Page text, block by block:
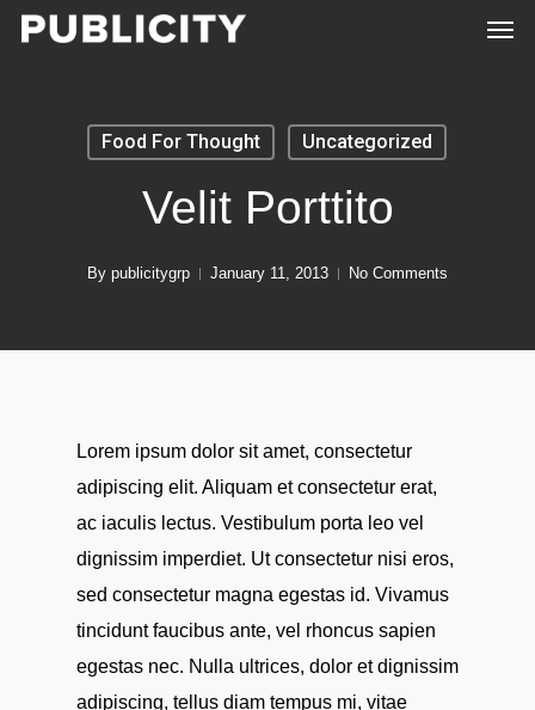
Skip
Food For Thought Uncategorized
Velit Porttito
By publicitygrp January 11, 2013 No Comments
Lorem ipsum dolor sit amet, consectetur
adipiscing elit. Aliquam et consectetur erat,
ac iaculis lectus. Vestibulum porta leo vel
dignissim imperdiet. Ut consectetur nisi eros,
sed consectetur magna egestas id. Vivamus
tincidunt faucibus ante, vel rhoncus sapien
egestas nec. Nulla ultrices, dolor et dignissim
adipiscing, tellus diam tempus mi, vitae